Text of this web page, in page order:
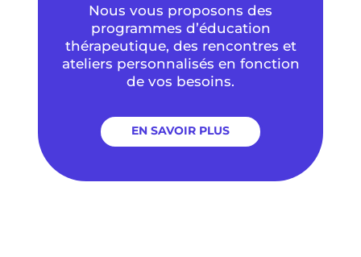
Nous vous proposons des
programmes d’éducation
thérapeutique, des rencontres et
ateliers personnalisés en fonction
de vos besoins.
EN SAVOIR PLUS